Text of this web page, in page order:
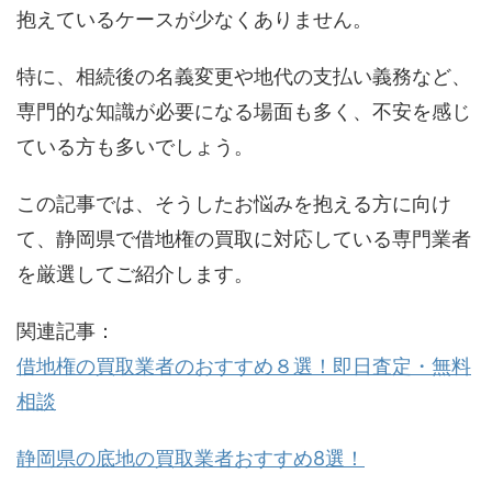
抱えているケースが少なくありません。
特に、相続後の名義変更や地代の支払い義務など、
専門的な知識が必要になる場面も多く、不安を感じ
ている方も多いでしょう。
この記事では、そうしたお悩みを抱える方に向け
て、静岡県で借地権の買取に対応している専門業者
を厳選してご紹介します。
関連記事：
借地権の買取業者のおすすめ８選！即日査定・無料
相談
静岡県の底地の買取業者おすすめ8選！